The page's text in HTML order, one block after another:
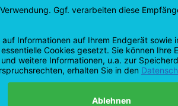
Checkout
Vertrag widerrufen